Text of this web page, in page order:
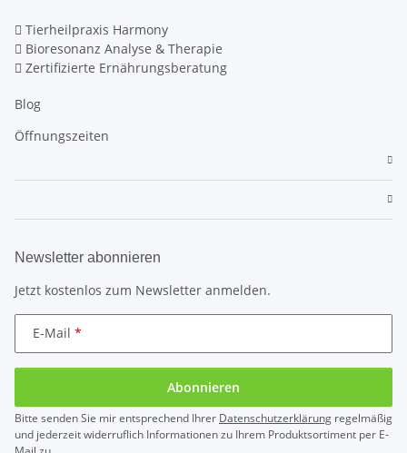
Tierheilpraxis Harmony
Bioresonanz Analyse & Therapie
Zertifizierte Ernährungsberatung
Blog
Öffnungszeiten
Newsletter abonnieren
Jetzt kostenlos zum Newsletter anmelden.
E-Mail
Abonnieren
Bitte senden Sie mir entsprechend Ihrer Datenschutzerklärung regelmäßig
und jederzeit widerruflich Informationen zu Ihrem Produktsortiment per E-